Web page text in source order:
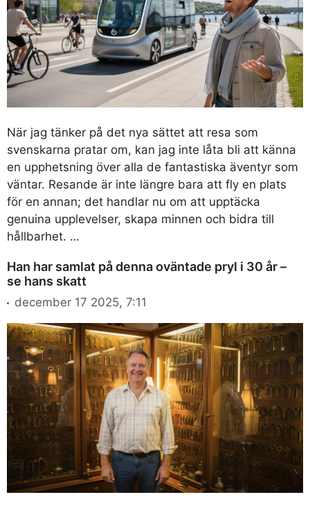
När jag tänker på det nya sättet att resa som
svenskarna pratar om, kan jag inte låta bli att känna
en upphetsning över alla de fantastiska äventyr som
väntar. Resande är inte längre bara att fly en plats
för en annan; det handlar nu om att upptäcka
genuina upplevelser, skapa minnen och bidra till
hållbarhet. …
Han har samlat på denna oväntade pryl i 30 år –
se hans skatt
december 17 2025, 7:11